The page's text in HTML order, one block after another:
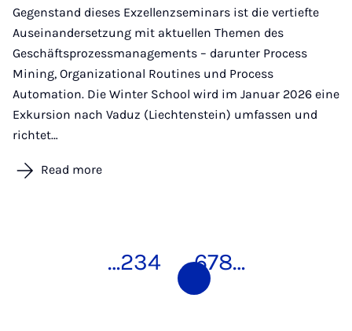
Gegenstand dieses Exzellenzseminars ist die vertiefte
Auseinandersetzung mit aktuellen Themen des
Geschäftsprozessmanagements – darunter Process
Mining, Organizational Routines und Process
Automation. Die Winter School wird im Januar 2026 eine
Exkursion nach Vaduz (Liechtenstein) umfassen und
richtet…
Read more
…234 5 678…